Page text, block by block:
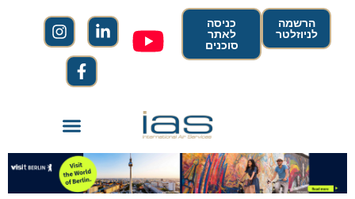
הרשמה
לניוזלטר
כניסה
לאתר
סוכנים